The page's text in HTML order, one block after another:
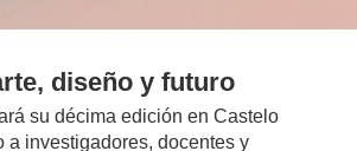
diseño y futuro
su décima edición en Castelo
a investigadores, docentes y